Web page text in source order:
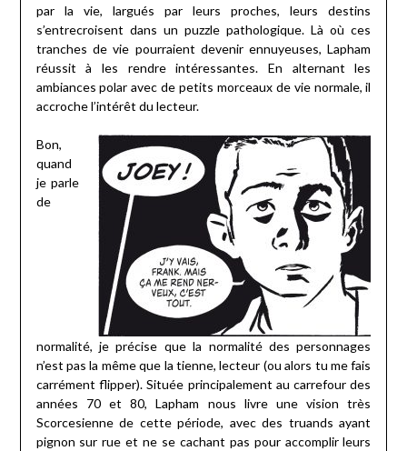
par la vie, largués par leurs proches, leurs destins
s’entrecroisent dans un puzzle pathologique. Là où ces
tranches de vie pourraient devenir ennuyeuses, Lapham
réussit à les rendre intéressantes. En alternant les
ambiances polar avec de petits morceaux de vie normale, il
accroche l’intérêt du lecteur.
Bon,
quand
je parle
de
normalité, je précise que la normalité des personnages
n’est pas la même que la tienne, lecteur (ou alors tu me fais
carrément flipper). Située principalement au carrefour des
années 70 et 80, Lapham nous livre une vision très
Scorcesienne de cette période, avec des truands ayant
pignon sur rue et ne se cachant pas pour accomplir leurs